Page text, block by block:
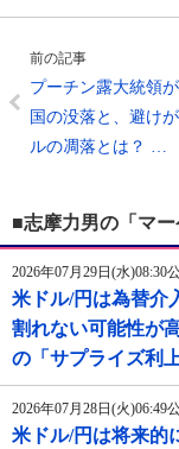
前の記事
プーチン露大統領
国の没落と、避け
ルの凋落とは？ …
■志摩力男の「マ
2026年07月29日(水)08:30
米ドル/円は為替介
割れない可能性が
の「サプライズ利
2026年07月28日(火)06:49
米ドル/円は将来的